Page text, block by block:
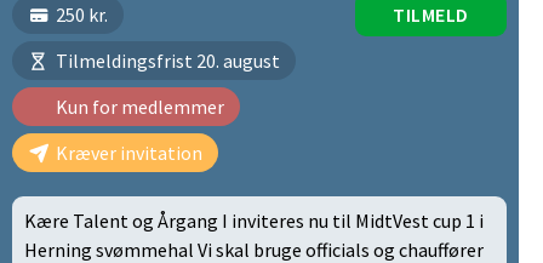
250 kr.
Tilmeldingsfrist 20. august
Kun for medlemmer
Kræver invitation
TILMELD
Kære Talent og Årgang I inviteres nu til MidtVest cup 1 i
Herning svømmehal Vi skal bruge officials og chauffører